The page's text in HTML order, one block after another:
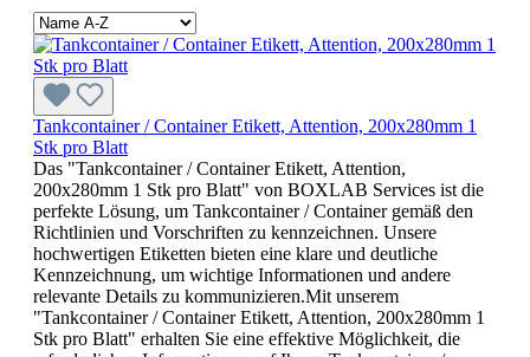
Tankcontainer / Container Etikett, Attention, 200x280mm 1
Stk pro Blatt
Das "Tankcontainer / Container Etikett, Attention,
200x280mm 1 Stk pro Blatt" von BOXLAB Services ist die
perfekte Lösung, um Tankcontainer / Container gemäß den
Richtlinien und Vorschriften zu kennzeichnen. Unsere
hochwertigen Etiketten bieten eine klare und deutliche
Kennzeichnung, um wichtige Informationen und andere
relevante Details zu kommunizieren.Mit unserem
"Tankcontainer / Container Etikett, Attention, 200x280mm 1
Stk pro Blatt" erhalten Sie eine effektive Möglichkeit, die